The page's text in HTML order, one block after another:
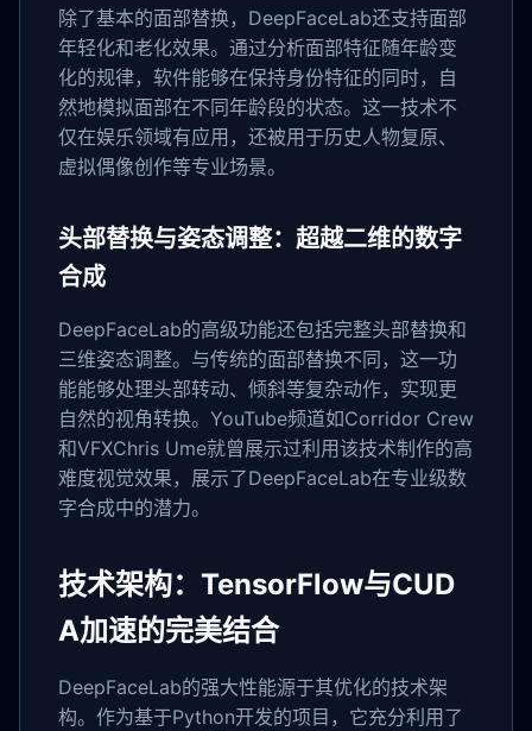
除了基本的面部替换，DeepFaceLab还支持面部
年轻化和老化效果。通过分析面部特征随年龄变
化的规律，软件能够在保持身份特征的同时，自
然地模拟面部在不同年龄段的状态。这一技术不
仅在娱乐领域有应用，还被用于历史人物复原、
虚拟偶像创作等专业场景。
头部替换与姿态调整：超越二维的数字
合成
DeepFaceLab的高级功能还包括完整头部替换和
三维姿态调整。与传统的面部替换不同，这一功
能能够处理头部转动、倾斜等复杂动作，实现更
自然的视角转换。YouTube频道如Corridor Crew
和VFXChris Ume就曾展示过利用该技术制作的高
难度视觉效果，展示了DeepFaceLab在专业级数
字合成中的潜力。
技术架构：TensorFlow与CUD
A加速的完美结合
DeepFaceLab的强大性能源于其优化的技术架
构。作为基于Python开发的项目，它充分利用了